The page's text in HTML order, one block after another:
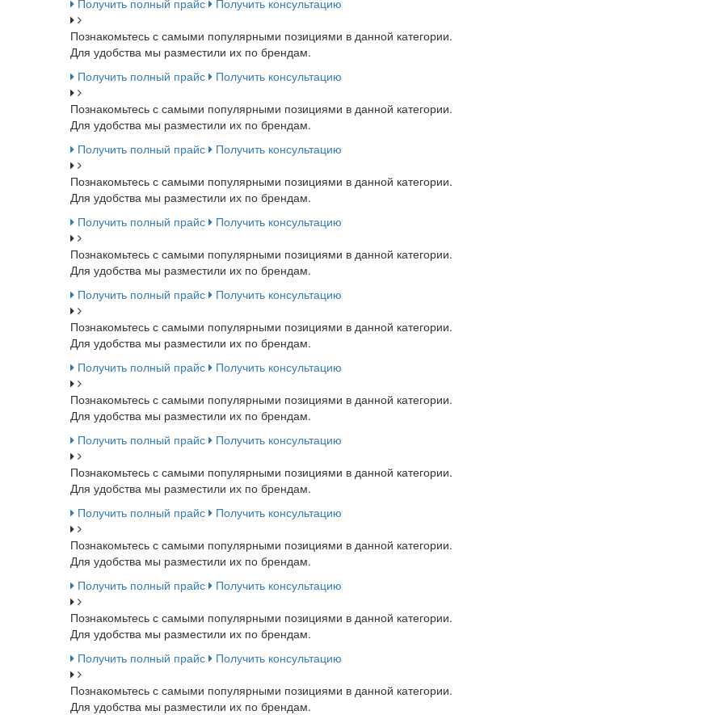
Получить полный прайс
Получить консультацию
Познакомьтесь с самыми популярными позициями в данной категории.
Для удобства мы разместили их по брендам.
Получить полный прайс
Получить консультацию
Познакомьтесь с самыми популярными позициями в данной категории.
Для удобства мы разместили их по брендам.
Получить полный прайс
Получить консультацию
Познакомьтесь с самыми популярными позициями в данной категории.
Для удобства мы разместили их по брендам.
Получить полный прайс
Получить консультацию
Познакомьтесь с самыми популярными позициями в данной категории.
Для удобства мы разместили их по брендам.
Получить полный прайс
Получить консультацию
Познакомьтесь с самыми популярными позициями в данной категории.
Для удобства мы разместили их по брендам.
Получить полный прайс
Получить консультацию
Познакомьтесь с самыми популярными позициями в данной категории.
Для удобства мы разместили их по брендам.
Получить полный прайс
Получить консультацию
Познакомьтесь с самыми популярными позициями в данной категории.
Для удобства мы разместили их по брендам.
Получить полный прайс
Получить консультацию
Познакомьтесь с самыми популярными позициями в данной категории.
Для удобства мы разместили их по брендам.
Получить полный прайс
Получить консультацию
Познакомьтесь с самыми популярными позициями в данной категории.
Для удобства мы разместили их по брендам.
Получить полный прайс
Получить консультацию
Познакомьтесь с самыми популярными позициями в данной категории.
Для удобства мы разместили их по брендам.